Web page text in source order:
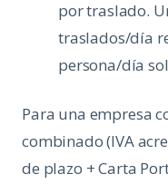
por traslado.
traslados/día
persona/día
Para una empresa
combinado (IVA
de plazo + Carta